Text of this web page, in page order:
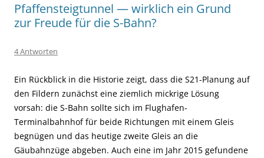
Pfaffensteigtunnel — wirklich ein Grund
zur Freude für die S-Bahn?
4 Antworten
Ein Rückblick in die Historie zeigt, dass die S21-Planung auf
den Fildern zunächst eine ziemlich mickrige Lösung
vorsah: die S-Bahn sollte sich im Flughafen-
Terminalbahnhof für beide Richtungen mit einem Gleis
begnügen und das heutige zweite Gleis an die
Gäubahnzüge abgeben. Auch eine im Jahr 2015 gefundene